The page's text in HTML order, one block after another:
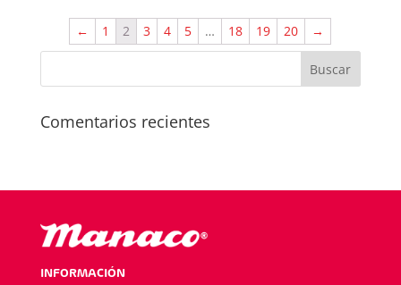
← 1 2 3 4 5 … 18 19 20 →
Comentarios recientes
INFORMACIÓN